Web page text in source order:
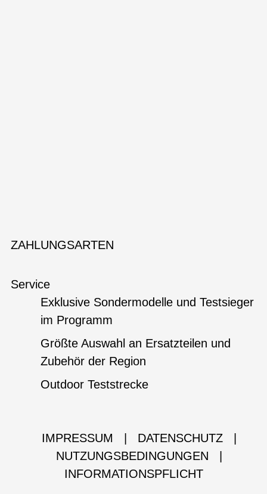
ZAHLUNGSARTEN
Service
Exklusive Sondermodelle und Testsieger
im Programm
Größte Auswahl an Ersatzteilen und
Zubehör der Region
Outdoor Teststrecke
IMPRESSUM DATENSCHUTZ
NUTZUNGSBEDINGUNGEN
INFORMATIONSPFLICHT